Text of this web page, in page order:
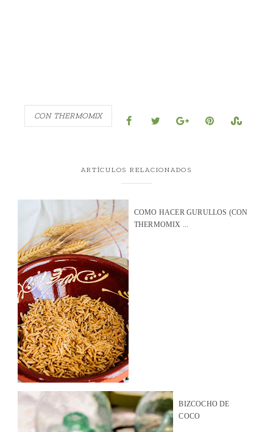
CON THERMOMIX
ARTÍCULOS RELACIONADOS
COMO HACER GURULLOS (CON
THERMOMIX ...
BIZCOCHO DE
COCO